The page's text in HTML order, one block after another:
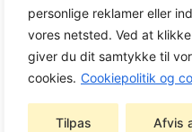
personlige reklamer eller
vores netsted. Ved at
giver du dit samtykke til
cookies. Cookiepolitik og
Tilpas Afvis